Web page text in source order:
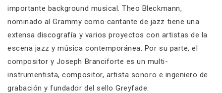
importante background musical. Theo Bleckmann,
nominado al Grammy como cantante de jazz tiene una
extensa discografía y varios proyectos con artistas de la
escena jazz y música contemporánea. Por su parte, el
compositor y Joseph Branciforte es un multi-
instrumentista, compositor, artista sonoro e ingeniero de
grabación y fundador del sello Greyfade.